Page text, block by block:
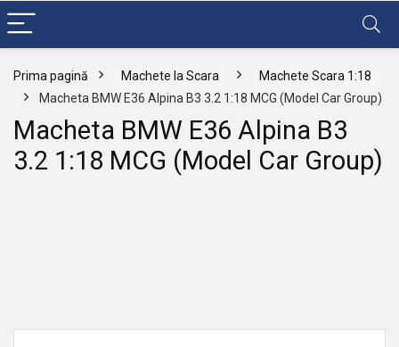
Prima pagină Machete la Scara
Machete Scara 1:18
Macheta BMW E36 Alpina B3 3.2 1:18 MCG (Model Car Group)
Macheta BMW E36 Alpina B3
3.2 1:18 MCG (Model Car Group)